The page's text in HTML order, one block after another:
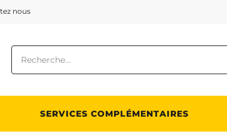
nous
SERVICES COMPLÉMENTAIRES